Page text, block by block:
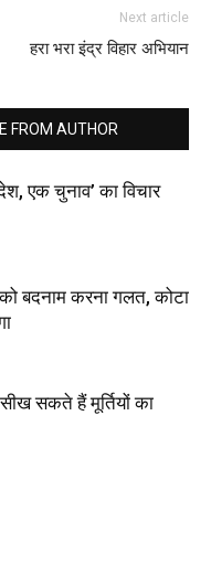
Next article
हरा भरा इंद्र विहार अभियान
FROM AUTHOR
एक चुनाव’ का विचार
बदनाम करना गलत, कोटा
सकते हैं मूर्तियों का